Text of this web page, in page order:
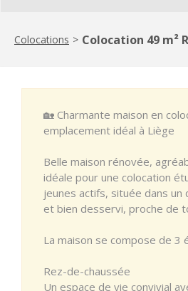
Colocations > Colocation 49 m²
🏡 Charmante maison en
emplacement idéal à Liège
Belle maison rénovée,
idéale pour une colocation
jeunes actifs, située dans
et bien desservi, proche de
La maison se compose de 3
Rez-de-chaussée
Un espace de vie convivial